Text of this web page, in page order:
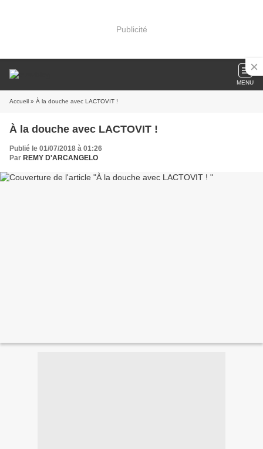
Publicité
MENU
Accueil » À la douche avec LACTOVIT !
À la douche avec LACTOVIT !
Publié le 01/07/2018 à 01:26
Par REMY D'ARCANGELO